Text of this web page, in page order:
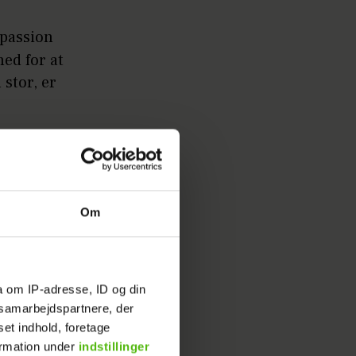
Om
om IP-adresse, ID og din
der
indhold, foretage
under indstillinger
for at
stor, er
til en